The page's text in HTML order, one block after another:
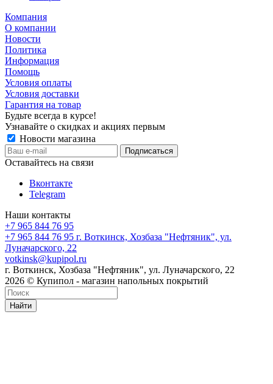
Компания
О компании
Новости
Политика
Информация
Помощь
Условия оплаты
Условия доставки
Гарантия на товар
Будьте всегда в курсе!
Узнавайте о скидках и акциях первым
Новости магазина
Оставайтесь на связи
Вконтакте
Telegram
Наши контакты
+7 965 844 76 95
+7 965 844 76 95 г. Воткинск, Хозбаза "Нефтяник", ул.
Луначарского, 22
votkinsk@kupipol.ru
г. Воткинск, Хозбаза "Нефтяник", ул. Луначарского, 22
2026 © Купипол - магазин напольных покрытий
Найти